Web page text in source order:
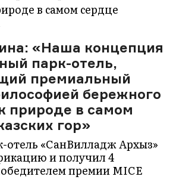
«Наша концепция
парк-отель,
премиальный
бережного
природе в самом
гор»
отель «СанВилладж Архыз»
и получил 4
премии MICE